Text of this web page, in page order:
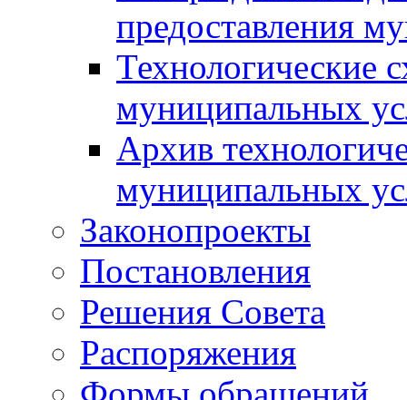
предоставления
Технологические
муниципальных
Архив
муниципальных
Законопроекты
Постановления
Решения Совета
Распоряжения